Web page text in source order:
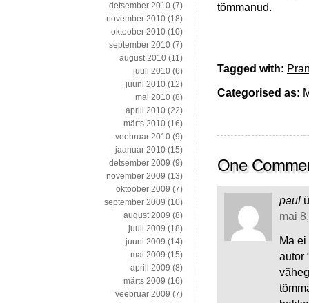
tõmmanud.
Tagged with:
Categorised as:
One
paul
mai
Ma
autor
detsember 2010 (7)
november 2010 (18)
oktoober 2010 (10)
september 2010 (7)
august 2010 (11)
juuli 2010 (6)
juuni 2010 (12)
mai 2010 (8)
aprill 2010 (22)
märts 2010 (16)
veebruar 2010 (9)
jaanuar 2010 (15)
detsember 2009 (9)
november 2009 (13)
oktoober 2009 (7)
september 2009 (10)
august 2009 (8)
juuli 2009 (18)
juuni 2009 (14)
mai 2009 (15)
aprill 2009 (8)
märts 2009 (16)
veebruar 2009 (7)